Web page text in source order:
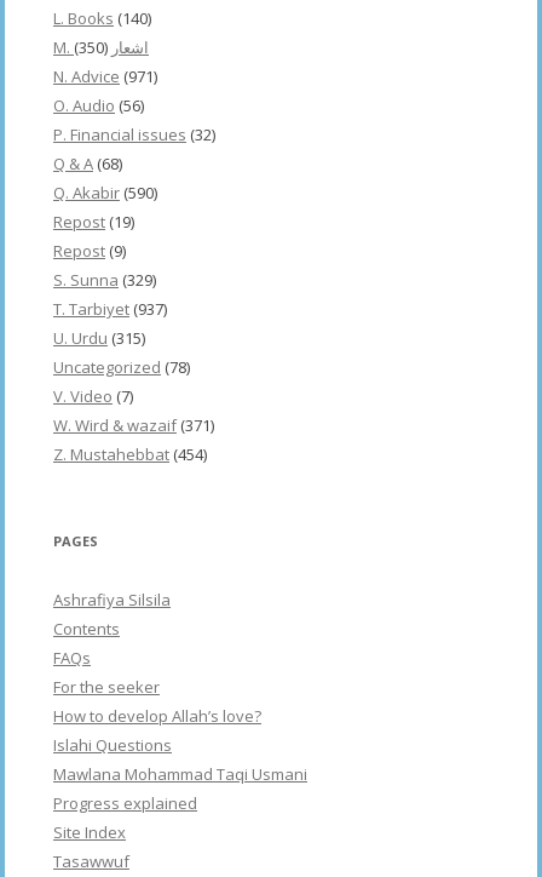
L. Books (140)
M. اشعار (350)
N. Advice (971)
O. Audio (56)
P. Financial issues (32)
Q & A (68)
Q. Akabir (590)
Repost (19)
Repost (9)
S. Sunna (329)
T. Tarbiyet (937)
U. Urdu (315)
Uncategorized (78)
V. Video (7)
W. Wird & wazaif(371)
Z. Mustahebbat (454)
PAGES
Ashrafiya Silsila
Contents
FAQs
For the seeker
How to develop Allah’s love?
Islahi Questions
Mawlana Mohammad Taqi Usmani
Progress explained
Site Index
Tasawwuf